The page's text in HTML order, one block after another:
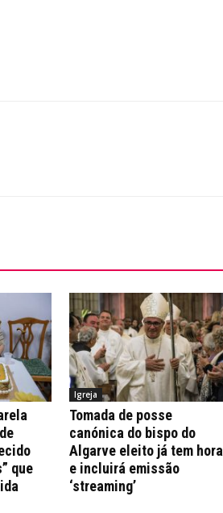
que
Igreja
Tomada de posse
canónica do bispo do
Algarve eleito já tem hora
e incluirá emissão
‘streaming’